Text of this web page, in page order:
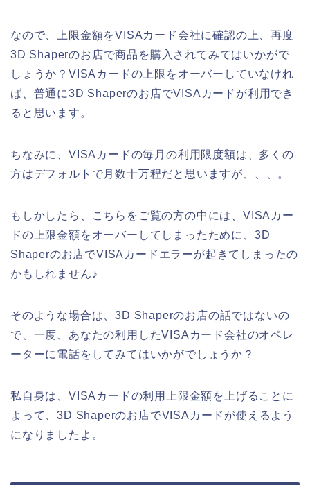
なので、上限金額をVISAカード会社に確認の上、再度
3D Shaperのお店で商品を購入されてみてはいかがで
しょうか？VISAカードの上限をオーバーしていなけれ
ば、普通に3D Shaperのお店でVISAカードが利用でき
ると思います。
ちなみに、VISAカードの毎月の利用限度額は、多くの
方はデフォルトで月数十万程だと思いますが、、、。
もしかしたら、こちらをご覧の方の中には、VISAカー
ドの上限金額をオーバーしてしまったために、3D
Shaperのお店でVISAカードエラーが起きてしまったの
かもしれません♪
そのような場合は、3D Shaperのお店の話ではないの
で、一度、あなたの利用したVISAカード会社のオペレ
ーターに電話をしてみてはいかがでしょうか？
私自身は、VISAカードの利用上限金額を上げることに
よって、3D Shaperのお店でVISAカードが使えるよう
になりましたよ。